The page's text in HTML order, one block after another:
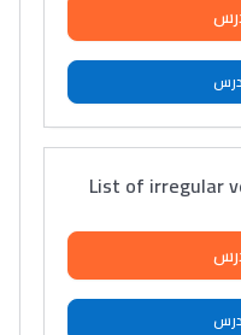
List of irregular